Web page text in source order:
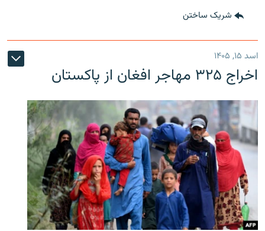
شریک ساختن
اسد ۱۵, ۱۴۰۵
اخراج ۳۲۵ مهاجر افغان از پاکستان